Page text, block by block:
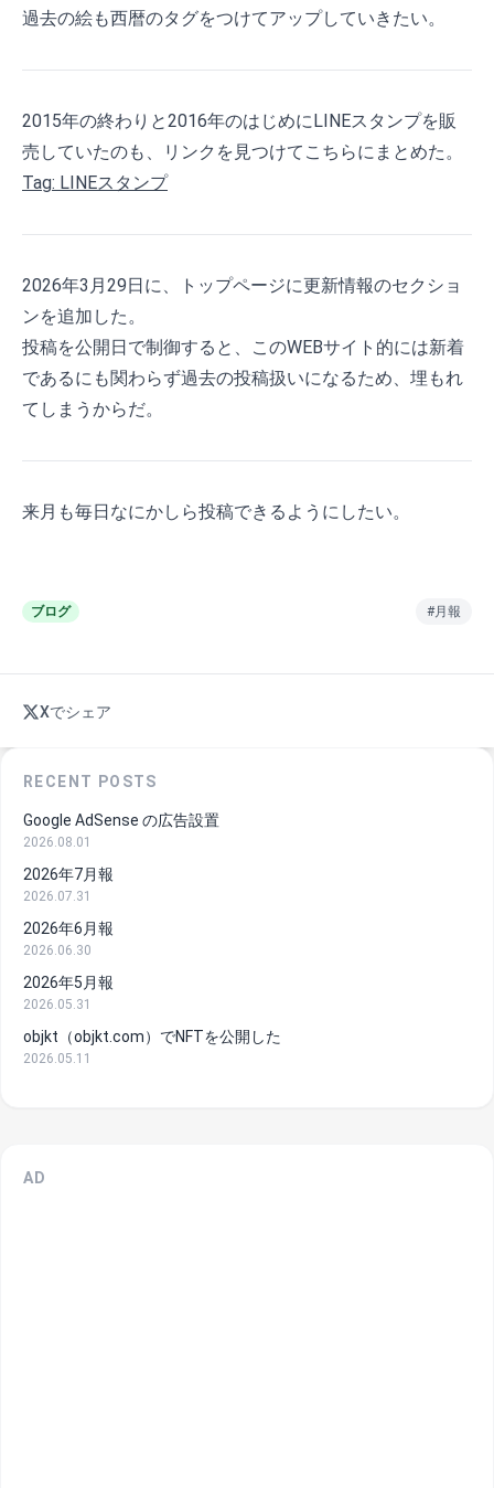
過去の絵も西暦のタグをつけてアップしていきたい。
2015年の終わりと2016年のはじめにLINEスタンプを販
売していたのも、リンクを見つけてこちらにまとめた。
Tag: LINEスタンプ
2026年3月29日に、トップページに更新情報のセクショ
ンを追加した。
投稿を公開日で制御すると、このWEBサイト的には新着
であるにも関わらず過去の投稿扱いになるため、埋もれ
てしまうからだ。
来月も毎日なにかしら投稿できるようにしたい。
ブログ #月報
Xでシェア
RECENT POSTS
Google AdSense の広告設置
2026.08.01
2026年7月報
2026.07.31
2026年6月報
2026.06.30
2026年5月報
2026.05.31
objkt（objkt.com）でNFTを公開した
2026.05.11
AD